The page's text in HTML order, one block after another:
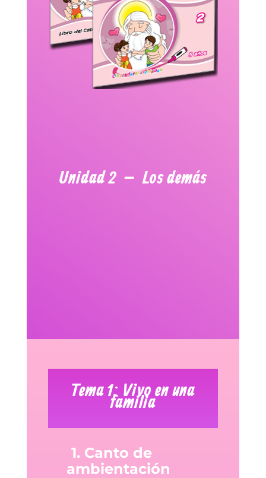
Unidad 2 – Los demás
Tema 1: Vivo en una
familia
1. Canto de
ambientación